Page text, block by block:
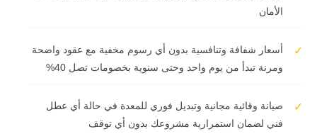
الأمان
✓
أسعار شفافة وتنافسية بدون أي رسوم مخفية مع عقود واضحة
ومرنة تبدأ من يوم واحد وحتى سنوية بخصومات تصل 40%
✓
صيانة وقائية مجانية وتبديل فوري للمعدة في حالة أي عطل
فني لضمان استمرارية مشروعك بدون أي توقف